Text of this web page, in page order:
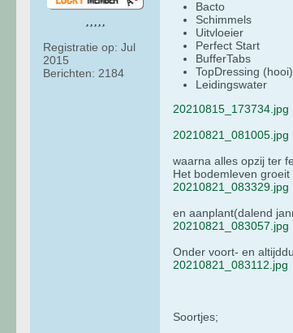
Registratie op: Jul
2015
Berichten: 2184
Bacto
Schimmels
Uitvloeier
Perfect Start
BufferTabs
TopDressing (hooi)
Leidingswater
20210815_173734.jpg
20210821_081005.jpg
waarna alles opzij ter
Het bodemleven
20210821_083329.jpg
en aanplant(dalend
20210821_083057.jpg
Onder voort- en
20210821_083112.jpg
Soortjes;